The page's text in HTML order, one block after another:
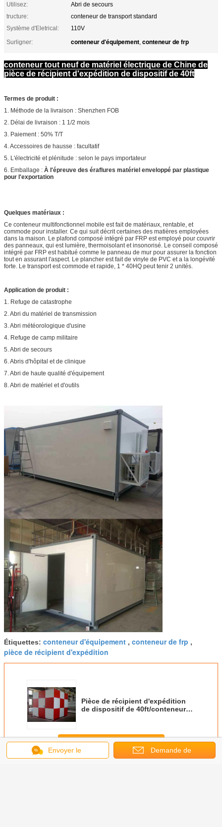
Utilisez:
Abri de secours
tructure:
conteneur de transport standard
Système d'Eletrical:
110V
Surligner:
conteneur d'équipement, conteneur de frp
conteneur tout neuf de matériel électrique de Chine de
pièce de récipient d'expédition de dispositif de 40ft
Termes de produit :
1. Méthode de la livraison : Shenzhen FOB
2. Délai de livraison : 1 1/2 mois
3. Paiement : 50% T/T
4. Accessoires de hausse : facultatif
5. L'électricité et plénitude : selon le pays importateur
6. Emballage : À l'épreuve des éraflures matériel enveloppé par plastique
pour l'exportation
Quelques matériaux :
Ce conteneur multifonctionnel mobile est fait de matériaux, rentable, et
commode pour installer. Ce qui suit décrit certaines des matières employées
dans la maison. Le plafond composé intégré par FRP est employé pour couvrir
des panneaux, qui est lumière, thermoisolant et insonorisé. Le conseil composé
intégré par FRP est habitué comme le panneau de mur pour assurer la fonction
tout en assurant l'aspect. Le plancher est fait de vinyle de PVC et a la longévité
forte. Le transport est commode et rapide, 1 * 40HQ peut tenir 2 unités.
Application de produit :
1. Refuge de catastrophe
2. Abri du matériel de transmission
3. Abri météorologique d'usine
4. Refuge de camp militaire
5. Abri de secours
6. Abris d'hôpital et de clinique
7. Abri de haute qualité d'équipement
8. Abri de matériel et d'outils
Étiquettes: conteneur d'équipement , conteneur de frp ,
pièce de récipient d'expédition
Pièce de récipient d'expédition
de dispositif de 40ft/conteneur
Continuer
Envoyer le Demande de